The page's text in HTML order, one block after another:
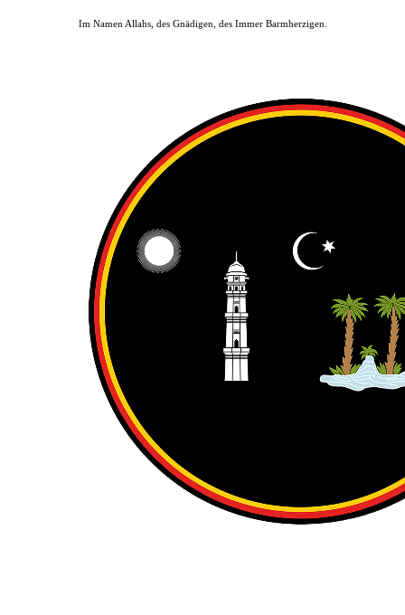
Im Namen Allahs, des Gnädigen, des Immer Barmherzigen.